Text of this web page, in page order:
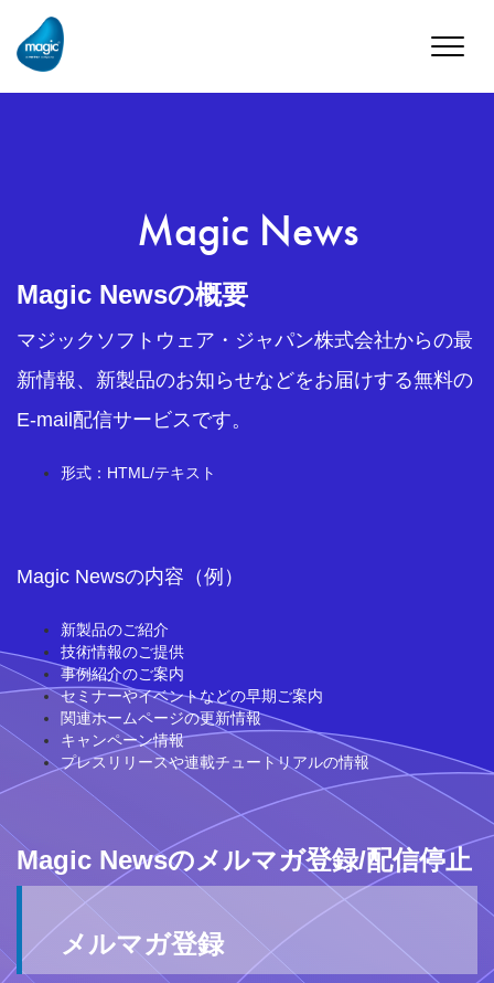
Toggle
Magic News
Magic Newsの概要
マジックソフトウェア・ジャパン株式会社からの最
新情報、新製品のお知らせなどをお届けする無料の
E-mail配信サービスです。
形式：HTML/テキスト
Magic Newsの内容（例）
新製品のご紹介
技術情報のご提供
事例紹介のご案内
セミナーやイベントなどの早期ご案内
関連ホームページの更新情報
キャンペーン情報
プレスリリースや連載チュートリアルの情報
Magic Newsのメルマガ登録/配信停止
メルマガ登録